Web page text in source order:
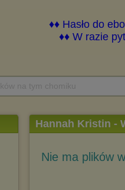
Hannah Kristin -
Nie ma plików